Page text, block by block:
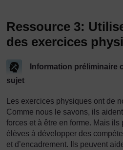
Ressource 3:
des exercices
Information préliminaire
sujet
Les exercices physiques ont de
Comme nous le savons, ils
forces et à être en forme. Mais
élèves à développer des
et d’encadrement. Ils peuvent